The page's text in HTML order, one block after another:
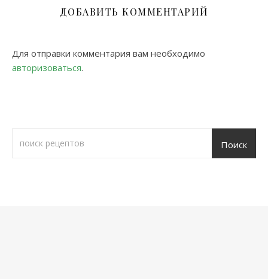
ДОБАВИТЬ КОММЕНТАРИЙ
Для отправки комментария вам необходимо
авторизоваться.
Поиск